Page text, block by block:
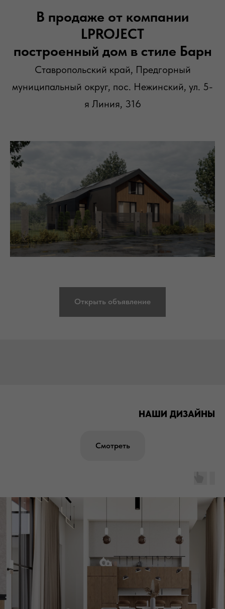
В продаже от компании
LPROJECT
построенный дом в стиле Барн
Ставропольский край, Предгорный
муниципальный округ, пос. Нежинский, ул. 5-
я Линия, 316
Открыть объявление
НАШИ ДИЗАЙНЫ
Смотреть